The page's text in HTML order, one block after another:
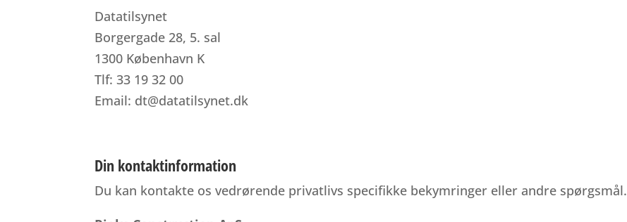
Datatilsynet
Borgergade 28, 5. sal
1300 København K
Tlf: 33 19 32 00
Email: dt@datatilsynet.dk
Din kontaktinformation
Du kan kontakte os vedrørende privatlivs specifikke bekymringer eller andre spørgsmål.